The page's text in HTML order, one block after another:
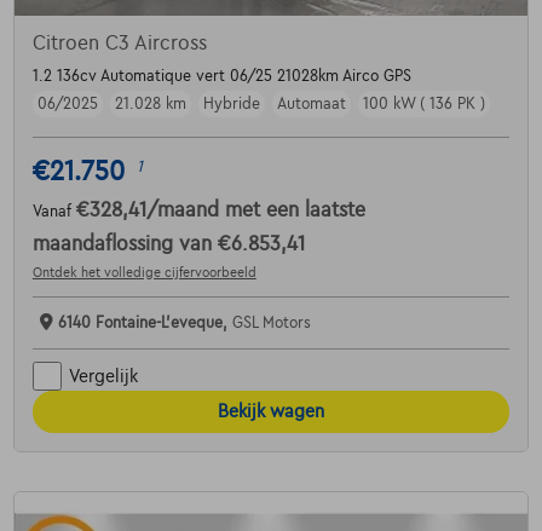
Citroen C3 Aircross
1.2 136cv Automatique vert 06/25 21028km Airco GPS
06/2025
21.028 km Hybride Automaat 100 kW ( 136 PK )
€21.750 1
Vanaf €328,41 /maand met een laatste
maandaflossing van €6.853,41
Ontdek het volledige cijfervoorbeeld
6140 Fontaine-L'eveque, GSL Motors
Vergelijk
Bekijk wagen